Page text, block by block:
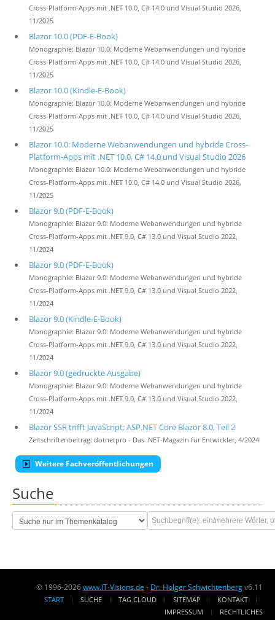
Cross-Platform-Apps mit .NET 10.0, C# 14.0 und Visual Studio 2026,
11/2025
Blazor 10.0 (PDF-E-Book)
Monographie: Blazor 10.0: Moderne Webanwendungen und hybride
Cross-Platform-Apps mit .NET 10.0, C# 14.0 und Visual Studio 2026,
11/2025
Blazor 10.0 (Kindle-E-Book)
Monographie: Blazor 10.0: Moderne Webanwendungen und hybride
Cross-Platform-Apps mit .NET 10.0, C# 14.0 und Visual Studio 2026,
11/2025
Blazor 10.0: Moderne Webanwendungen und hybride Cross-
Platform-Apps mit .NET 10.0, C# 14.0 und Visual Studio 2026
Monographie: Blazor 10.0: Moderne Webanwendungen und hybride
Cross-Platform-Apps mit .NET 10.0, C# 14.0 und Visual Studio 2026,
11/2025
Blazor 9.0 (PDF-E-Book)
Monographie: Blazor 9.0: Moderne Webanwendungen und hybride
Cross-Platform-Apps mit .NET 9.0, C# 13.0 und Visual Studio 2022,
11/2024
Blazor 9.0 (PDF-E-Book)
Monographie: Blazor 9.0: Moderne Webanwendungen und hybride
Cross-Platform-Apps mit .NET 9.0, C# 13.0 und Visual Studio 2022,
11/2024
Blazor 9.0 (Kindle-E-Book)
Monographie: Blazor 9.0: Moderne Webanwendungen und hybride
Cross-Platform-Apps mit .NET 9.0, C# 13.0 und Visual Studio 2022,
11/2024
Blazor 9.0 (gedruckte Ausgabe)
Monographie: Blazor 9.0: Moderne Webanwendungen und hybride
Cross-Platform-Apps mit .NET 9.0, C# 13.0 und Visual Studio 2022,
11/2024
Blazor SSR trifft JavaScript: ASP.NET Core Blazor 8.0, Teil 2
Zeitschriftenbeitrag: dotnetpro - Das .NET-Magazin für Entwickler, 4/2024
Weitere Fachveröffentlichungen
Suche
© 1996-2026www.IT-Visions.de - Dr. Holger Schwichtenbergv6.11
START SUCHE TAG CLOUD SITEMAP
KONTAKT
IMPRESSUM
RECHTLICHES